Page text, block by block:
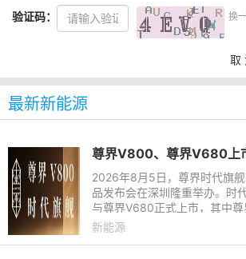
验证码： 换
取
最新新能源
2026年8月5日，尊界时代旗
品发布会在深圳隆重举办。时
与尊界V680正式上市，其中
版、行政版和领航版3款配置，
新能源